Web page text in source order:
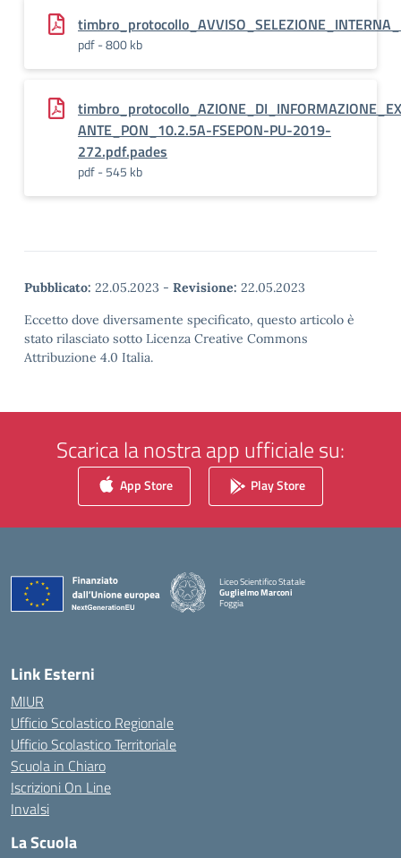
pdf - 800 kb
ANTE_PON_10.2.5A-FSEPON-PU-2019-
272.pdf.pades
pdf - 545 kb
Pubblicato: 22.05.2023 - Revisione: 22.05.2023
Eccetto dove diversamente specificato, questo articolo è
stato rilasciato sotto Licenza Creative Commons
Attribuzione 4.0 Italia.
Scarica la nostra app ufficiale su:
App Store Play Store
Liceo Scientifico Statale
Guglielmo Marconi
Foggia
— Visita la pagina iniziale della scuola
Link Esterni
MIUR
Ufficio Scolastico Regionale
Ufficio Scolastico Territoriale
Scuola in Chiaro
Iscrizioni On Line
Invalsi
La Scuola